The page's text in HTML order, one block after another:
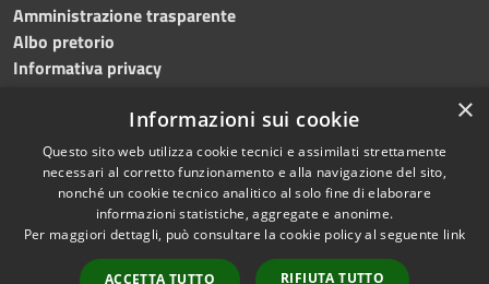
Amministrazione trasparente
Albo pretorio
Informativa privacy
Dichiarazione di accessibilità Meccanismo di feedback
RSS
Accessibilità
Copyright © 2026 • Comune di
Bitonto • Powered by
Municipium• Accesso
×
Informazioni sui cookie
Questo sito web utilizza cookie tecnici e assimilati strettamente
necessari al corretto funzionamento e alla navigazione del sito,
nonché un cookie tecnico analitico al solo fine di elaborare
informazioni statistiche, aggregate e anonime.
Per maggiori dettagli, può consultare la cookie policy al seguente link
ACCETTA TUTTO RIFIUTA TUTTO